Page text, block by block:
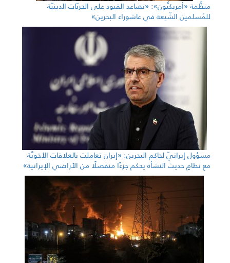
منظَّمة «أمريكيُّون»: «تصاعد القيود على الحريّات الدينيّة
للمُسلمين الشّيعة في عاشوراء البحرين»
مسؤول إيرانيّ لحاكم البحرين: «إيران تعاملت بالعلاقات الأخويَّة
مع نظامٍ حديث النشأة يحكم جزءًا منفصلًا من الأراضي الإيرانية»